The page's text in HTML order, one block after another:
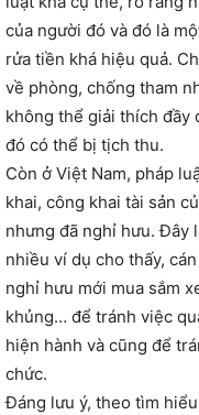
của người đó và đó là
rửa tiền khá hiệu quả.
về phòng, chống tham
không thể giải thích đầy
đó có thể bị tịch thu.
Còn ở Việt Nam, pháp
khai, công khai tài sản
nhưng đã nghỉ hưu. Đây
nhiều ví dụ cho thấy,
nghỉ hưu mới mua sắm
khủng… để tránh việc
hiện hành và cũng để
chức.
Đáng lưu ý, theo tìm